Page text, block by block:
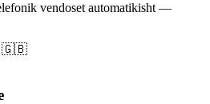
vendoset automatikisht —
🇬🇧